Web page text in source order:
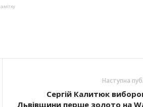
Наступна
Сергій Калитюк
Львівщини перше золото на